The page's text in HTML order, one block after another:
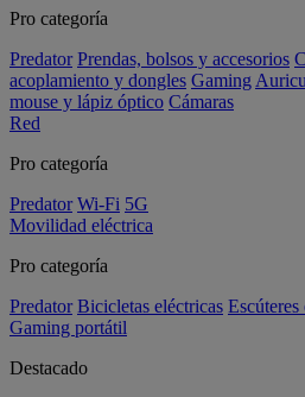
Pro categoría
Predator Prendas, bolsos y accesorios
acoplamiento y dongles Gaming
mouse y lápiz óptico Cámaras
Red
Pro categoría
Predator Wi-Fi 5G
Movilidad eléctrica
Pro categoría
Predator Bicicletas eléctricas
Gaming portátil
Destacado